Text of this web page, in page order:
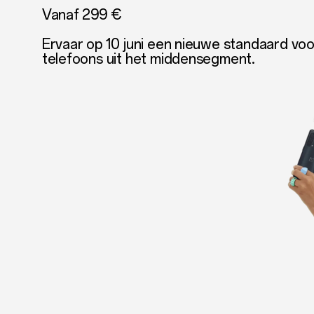
Vanaf 299 €
Ervaar op 10 juni een nieuwe standaard
telefoons uit het middensegment.